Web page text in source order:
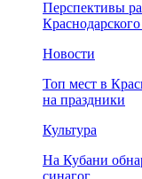
Перспективы
Новости
Топ мест в
на праздники
Культура
На Кубани
синагог